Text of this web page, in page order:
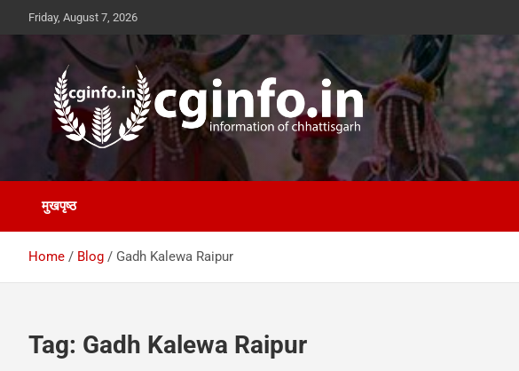
content
Friday, August 7, 2026
cginfo.in
information of Chhattisgarh
मुखपृष्ठ
Home Blog Gadh Kalewa Raipur
Tag: Gadh Kalewa Raipur